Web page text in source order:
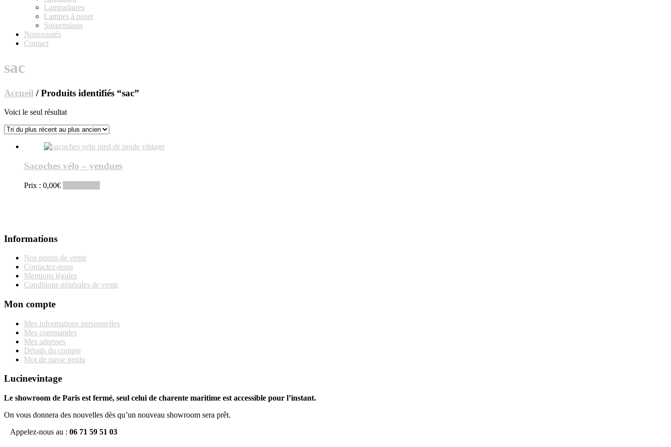
Lampadaires
Lampes à poser
Suspensions
Nouveautés
Contact
sac
Accueil / Produits identifiés “sac”
Voici le seul résultat
Sacoches vélo – vendues
Prix : 0,00€
Informations
Nos points de vente
Contactez-nous
Mentions légales
Conditions générales de vente
Mon compte
Mes informations personnelles
Mes commandes
Mes adresses
Détails du compte
Mot de passe perdu
Lucinevintage
Le showroom de Paris est fermé, seul celui de charente maritime est accessible pour l’instant.
On vous donnera des nouvelles dès qu’un nouveau showroom sera prêt.
Appelez-nous au : 06 71 59 51 03